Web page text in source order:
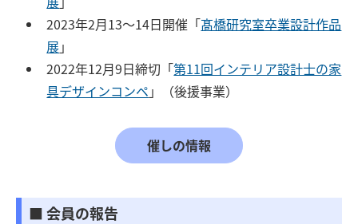
2023年2月13〜14日開催「髙橋研究室卒業設計作品
展」
2022年12月9日締切「第11回インテリア設計士の家
具デザインコンペ 」（後援事業）
催しの情報
■ 会員の報告